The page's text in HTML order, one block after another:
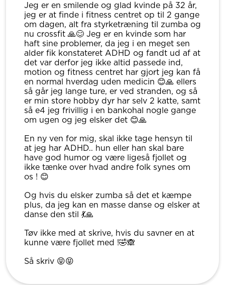
Jeg er en smilende og glad kvinde på 32 år,
jeg er at finde i fitness centret op til 2 gange
om dagen, alt fra styrketræning til zumba og
nu crossfit 🙏😊 Jeg er en kvinde som har
haft sine problemer, da jeg i en meget sen
alder fik konstateret ADHD og fandt ud af at
det var derfor jeg ikke altid passede ind,
motion og fitness centret har gjort jeg kan få
en normal hverdag uden medicin 😊🙏 ellers
så går jeg lange ture, er ved stranden, og så
er min store hobby dyr har selv 2 katte, samt
så e4 jeg frivillig i en bankohal nogle gange
om ugen og jeg elsker det 😊🙏
En ny ven for mig, skal ikke tage hensyn til
at jeg har ADHD.. hun eller han skal bare
have god humor og være ligeså fjollet og
ikke tænke over hvad andre folk synes om
os ! 😊
Og hvis du elsker zumba så det et kæmpe
plus, da jeg kan en masse danse og elsker at
danse den stil 💃🙏
Tøv ikke med at skrive, hvis du savner en at
kunne være fjollet med !🤣🙈
Så skriv 😝😝